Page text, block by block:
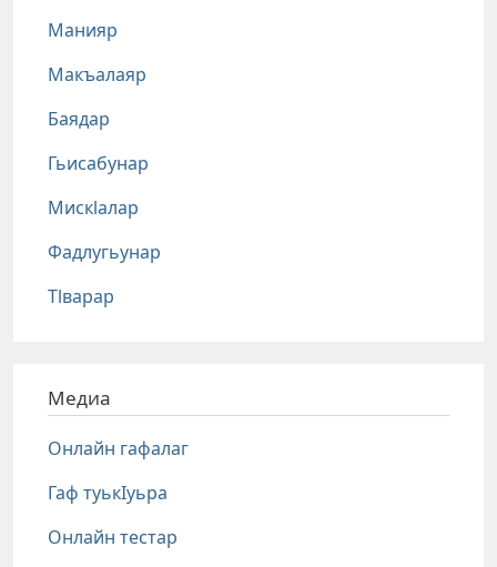
Манияр
Макъалаяр
Баядар
Гьисабунар
Мискlалар
Фадлугьунар
Тlварар
Медиа
Онлайн гафалаг
Гаф туькIуьра
Онлайн тестар